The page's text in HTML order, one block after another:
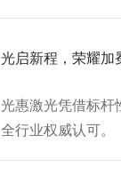
光启新程，荣耀
光惠激光凭借标杆
全行业权威认可。